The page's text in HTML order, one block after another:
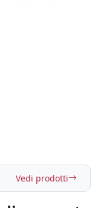
Vedi prodotti